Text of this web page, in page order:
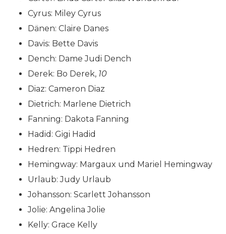
Cyrus: Miley Cyrus
Dänen: Claire Danes
Davis: Bette Davis
Dench: Dame Judi Dench
Derek: Bo Derek, 10
Diaz: Cameron Diaz
Dietrich: Marlene Dietrich
Fanning: Dakota Fanning
Hadid: Gigi Hadid
Hedren: Tippi Hedren
Hemingway: Margaux und Mariel Hemingway
Urlaub: Judy Urlaub
Johansson: Scarlett Johansson
Jolie: Angelina Jolie
Kelly: Grace Kelly